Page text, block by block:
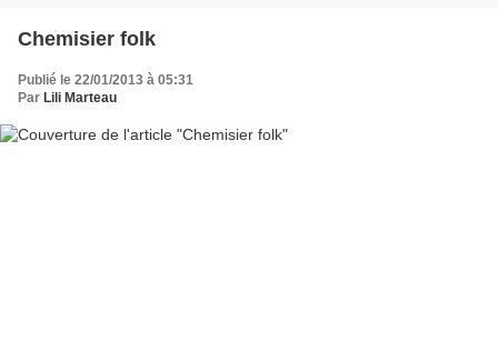
Chemisier folk
Publié le 22/01/2013 à 05:31
Par Lili Marteau